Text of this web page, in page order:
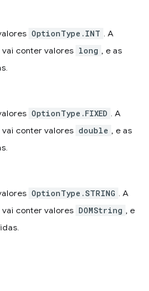
OptionType.INT . A
vai conter valores long , e as
OptionType.FIXED . A
vai conter valores double , e as
OptionType.STRING . A
vai conter valores DOMString , e